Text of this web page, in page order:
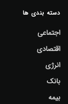
دسته بندی ها
اجتماعی
اقتصادی
انرژی
بانک
بیمه